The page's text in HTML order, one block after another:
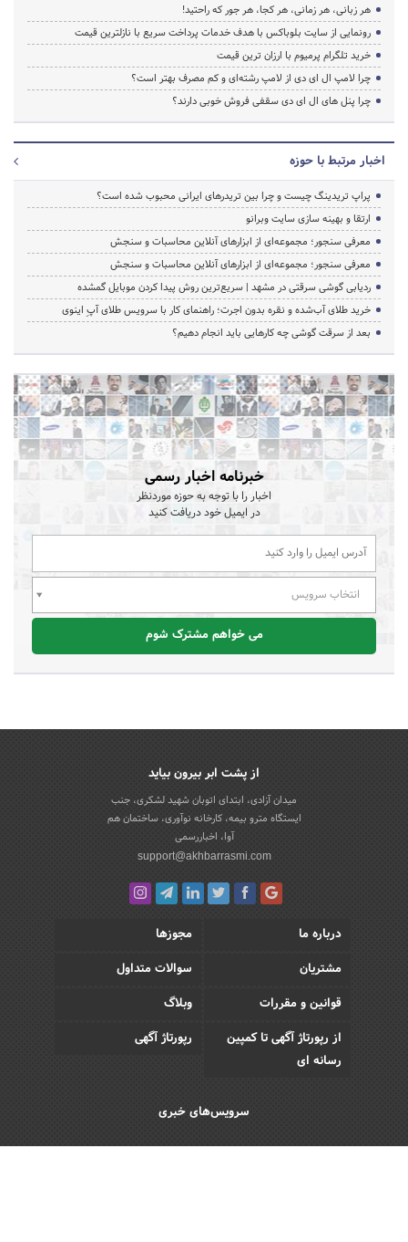
هر زبانی، هر زمانی، هر کجا، هر جور که راحتید!
رونمایی از سایت بلوباکس با هدف خدمات پرداخت سریع با نازلترین قیمت
خرید تلگرام پرمیوم با ارزان ترین قیمت
چرا لامپ ال ای دی از لامپ رشته‌ای و کم مصرف بهتر است؟
چرا پنل های ال ای دی سقفی فروش خوبی دارند؟
اخبار مرتبط با حوزه
پراپ تریدینگ چیست و چرا بین تریدرهای ایرانی محبوب شده است؟
ارتقا و بهینه سازی سایت وبرانو
معرفی سنجور؛ مجموعه‌ای از ابزارهای آنلاین محاسبات و سنجش
معرفی سنجور؛ مجموعه‌ای از ابزارهای آنلاین محاسبات و سنجش
ردیابی گوشی سرقتی در مشهد | سریع‌ترین روش پیدا کردن موبایل گمشده
خرید طلای آب‌شده و نقره بدون اجرت؛ راهنمای کار با سرویس طلای آپِ اینوی
بعد از سرقت گوشی چه کارهایی باید انجام دهیم؟
خبرنامه اخبار رسمی
اخبار را با توجه به حوزه موردنظر
در ایمیل خود دریافت کنید
انتخاب سرویس
می خواهم مشترک شوم
از پشت ابر بیرون بیاید
میدان آزادی، ابتدای اتوبان شهید لشکری، جنب
ایستگاه مترو بیمه، کارخانه نوآوری، ساختمان هم
آوا، اخباررسمی
support@akhbarrasmi.com
درباره ما
مجوزها
مشتریان
سوالات متداول
قوانین و مقررات
وبلاگ
از رپورتاژ آگهی تا کمپین
رسانه ای
رپورتاژ آگهی
سرویس‌های خبری